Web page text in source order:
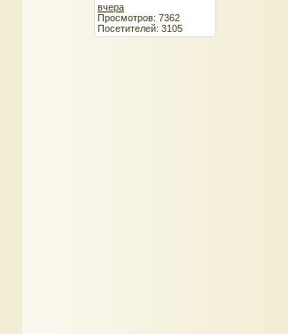
вчера
Просмотров: 7362
Посетителей: 3105